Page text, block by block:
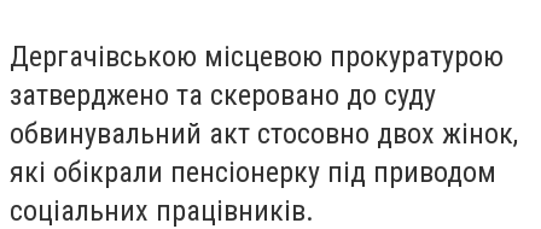
Дергачівською місцевою прокуратурою
затверджено та скеровано до суду
обвинувальний акт стосовно двох жінок,
які обікрали пенсіонерку під приводом
соціальних працівників.